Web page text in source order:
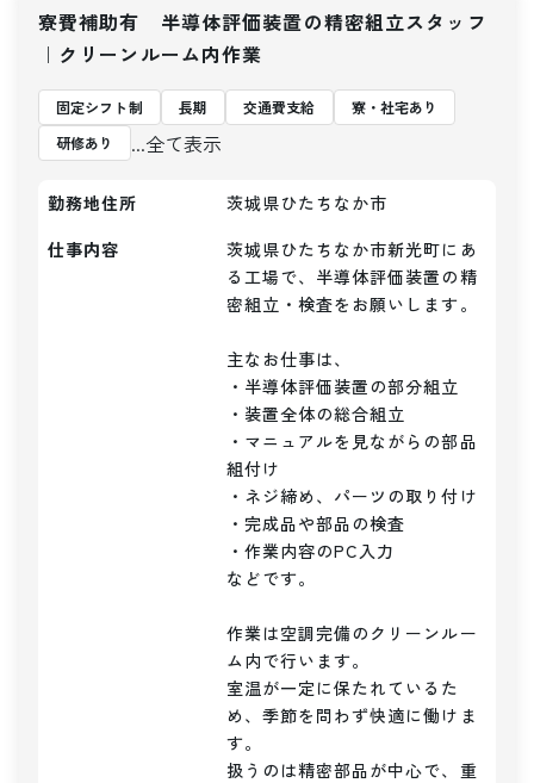
寮費補助有 半導体評価装置の精密組立スタッフ
｜クリーンルーム内作業
固定シフト制 長期 交通費支給
寮・社宅あり
研修あり
...全て表示
勤務地住所
茨城県ひたちなか市
仕事内容
茨城県ひたちなか市新光町にあ
る工場で、半導体評価装置の精
密組立・検査をお願いします。
主なお仕事は、
・半導体評価装置の部分組立
・装置全体の総合組立
・マニュアルを見ながらの部品
組付け
・ネジ締め、パーツの取り付け
・完成品や部品の検査
・作業内容のPC入力
などです。
作業は空調完備のクリーンルー
ム内で行います。
室温が一定に保たれているた
め、季節を問わず快適に働けま
す。
扱うのは精密部品が中心で、重